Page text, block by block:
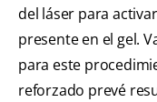
del láser para
presente en el gel.
para este
reforzado prevé